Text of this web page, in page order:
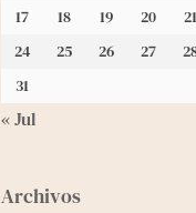
17
18 19 20 21
24
25 26 27
31
« Jul
Archivos